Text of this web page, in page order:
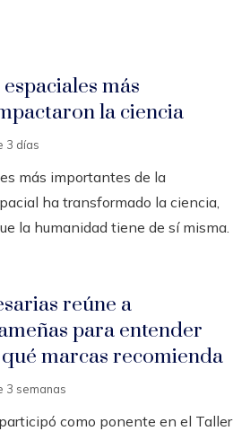
más
la ciencia
3 días
más importantes de la
ha transformado la ciencia,
la humanidad tiene de sí misma.
reúne a
para entender
marcas recomienda
3 semanas
como ponente en el Taller